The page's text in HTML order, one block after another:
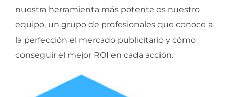
nuestra herramienta más potente es nuestro
equipo, un grupo de profesionales que conoce a
la perfección el mercado publicitario y cómo
conseguir el mejor ROI en cada acción.